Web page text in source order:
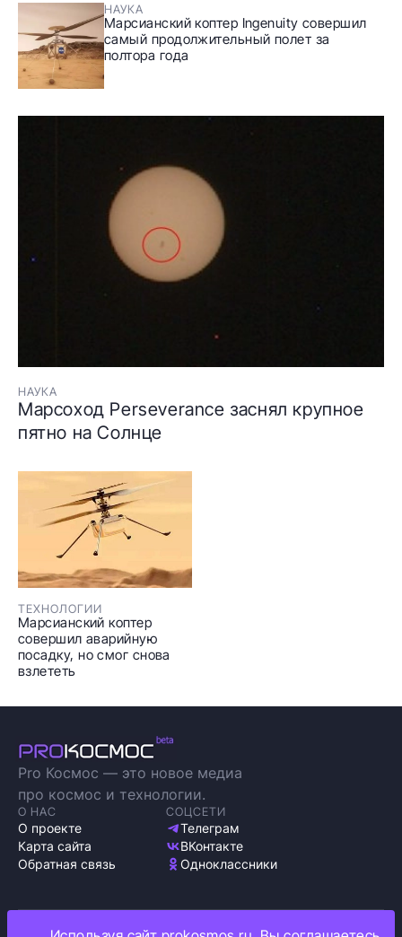
НАУКА
Марсианский коптер Ingenuity совершил
самый продолжительный полет за
полтора года
НАУКА
Марсоход Perseverance заснял крупное
пятно на Солнце
ТЕХНОЛОГИИ
Марсианский коптер
совершил аварийную
посадку, но смог снова
взлететь
Pro Космос — это новое медиа
про космос и технологии.
О НАС
О проекте
Карта сайта
Обратная связь
СОЦСЕТИ
Телеграм
ВКонтакте
Одноклассники